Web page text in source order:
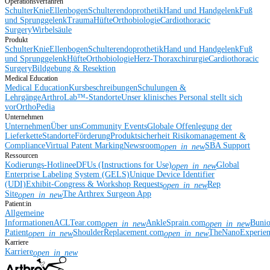
Operationsverfahren
SchulterKnieEllenbogenSchulterendoprothetikHand und HandgelenkFuß
und SprunggelenkTraumaHüfteOrthobiologieCardiothoracic
SurgeryWirbelsäule
Produkt
SchulterKnieEllenbogenSchulterendoprothetikHand und HandgelenkFuß
und SprunggelenkHüfteOrthobiologieHerz-ThoraxchirurgieCardiothoracic
SurgeryBildgebung & Resektion
Medical Education
Medical EducationKursbeschreibungenSchulungen &
LehrgängeArthroLab™-StandorteUnser klinisches Personal stellt sich
vorOrthoPedia
Unternehmen
UnternehmenÜber unsCommunity EventsGlobale Offenlegung der
LieferketteStandorteFörderungProduktsicherheit Risikomanagement &
ComplianceVirtual Patent MarkingNewsroomopen_in_newSBA Support
Ressourcen
Kodierungs-HotlineeDFUs (Instructions for Use)open_in_newGlobal
Enterprise Labeling System (GELS)Unique Device Identifier
(UDI)Exhibit-Congress & Workshop Requestsopen_in_newRep
Siteopen_in_newThe Arthrex Surgeon App
Patient:in
Allgemeine
InformationenACLTear.comopen_in_newAnkleSprain.comopen_in_new
Patientopen_in_newShoulderReplacement.comopen_in_new
Karriere
Karriereopen_in_new